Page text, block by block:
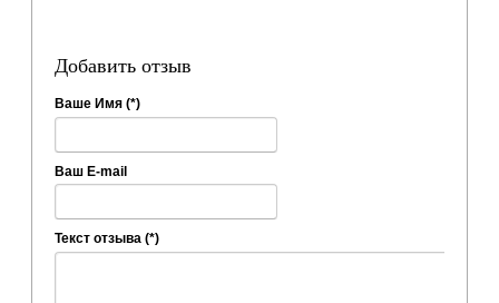
Добавить отзыв
Ваше Имя (*)
Ваш E-mail
Текст отзыва (*)